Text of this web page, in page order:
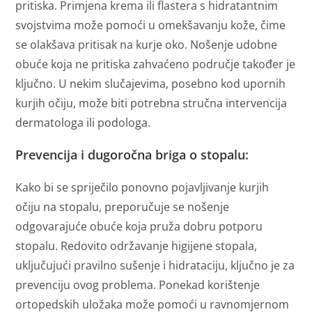
pritiska. Primjena krema ili flastera s hidratantnim
svojstvima može pomoći u omekšavanju kože, čime
se olakšava pritisak na kurje oko. Nošenje udobne
obuće koja ne pritiska zahvaćeno područje također je
ključno. U nekim slučajevima, posebno kod upornih
kurjih očiju, može biti potrebna stručna intervencija
dermatologa ili podologa.
Prevencija i dugoročna briga o stopalu:
Kako bi se spriječilo ponovno pojavljivanje kurjih
očiju na stopalu, preporučuje se nošenje
odgovarajuće obuće koja pruža dobru potporu
stopalu. Redovito održavanje higijene stopala,
uključujući pravilno sušenje i hidrataciju, ključno je za
prevenciju ovog problema. Ponekad korištenje
ortopedskih uložaka može pomoći u ravnomjernom